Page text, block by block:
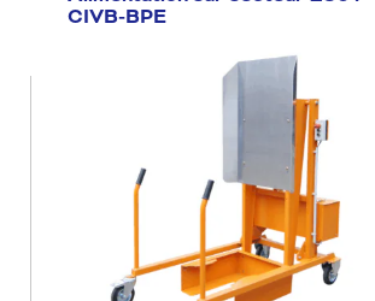
CIVB-BPE